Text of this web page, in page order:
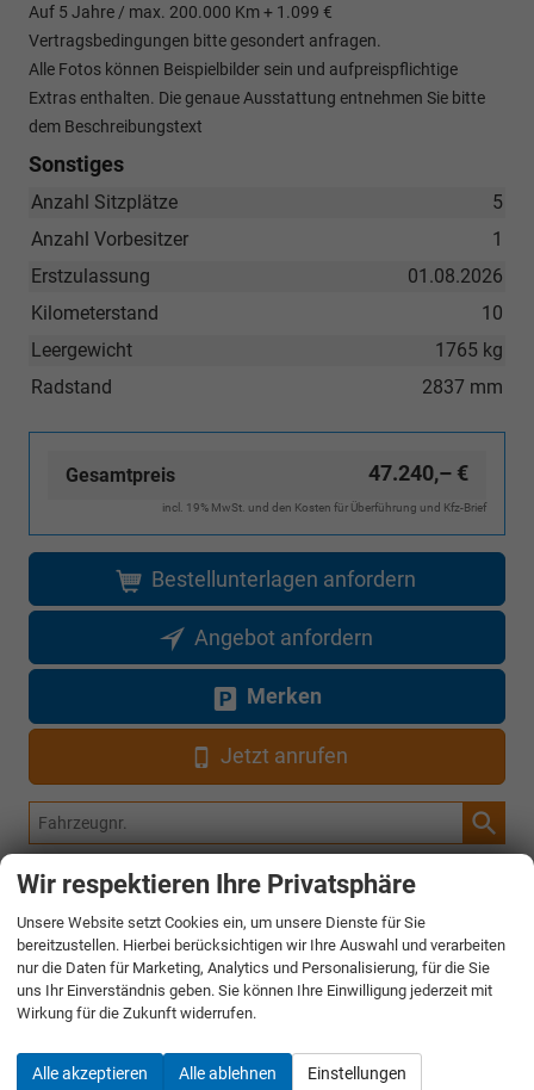
Auf 5 Jahre / max. 200.000 Km + 1.099 €
Vertragsbedingungen bitte gesondert anfragen.
Alle Fotos können Beispielbilder sein und aufpreispflichtige
Extras enthalten. Die genaue Ausstattung entnehmen Sie bitte
dem Beschreibungstext
Sonstiges
5
Anzahl Sitzplätze
1
Anzahl Vorbesitzer
01.08.2026
Erstzulassung
10
Kilometerstand
1765 kg
Leergewicht
2837 mm
Radstand
Gesamtpreis 47.240,– €
incl. 19% MwSt. und den Kosten für Überführung und Kfz-Brief
Bestellunterlagen anfordern
Angebot anfordern
Merken
Jetzt anrufen
Fahrzeugnr.
Rückruf anfordern
AUDI
CUPRA
DACIA
Wir respektieren Ihre Privatsphäre
Unsere Website setzt Cookies ein, um unsere Dienste für Sie
bereitzustellen. Hierbei berücksichtigen wir Ihre Auswahl und verarbeiten
nur die Daten für Marketing, Analytics und Personalisierung, für die Sie
uns Ihr Einverständnis geben. Sie können Ihre Einwilligung jederzeit mit
Wirkung für die Zukunft widerrufen.
Alle akzeptieren Alle ablehnen Einstellungen